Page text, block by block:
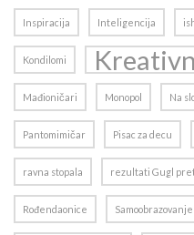
Inspiracija Inteligencija
Kondilomi
Mađioničari Monopol Na
Pantomimičar Pisac za decu
ravna stopala rezultati Gugl
Rođendaonice Samoobrazovanje